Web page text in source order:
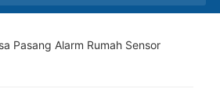
Pasang Alarm Rumah Sensor